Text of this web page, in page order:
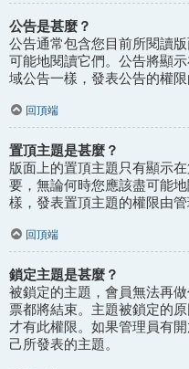
公告是甚麼？
公告通常包含您目前所閱讀
可能地閱讀它們。公告將顯
域公告一樣，發表公告的權限
回頂端
置頂主題是甚麼？
版面上的置頂主題只有顯示
要，無論何時您應該盡可能
樣，發表置頂主題的權限由管
回頂端
鎖定主題是甚麼？
被鎖定的主題，會員無法再
票都將結束。主題被鎖定的
才有此權限。如果管理員有
己所發表的主題。